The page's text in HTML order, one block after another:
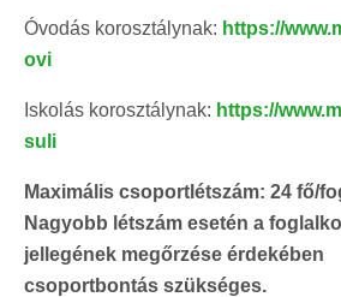
Óvodás korosztálynak: https://
ovi
Iskolás korosztálynak: https://
suli
Maximális csoportlétszám: 24 fő/
Nagyobb létszám esetén a
jellegének megőrzése érdekében
csoportbontás szükséges.